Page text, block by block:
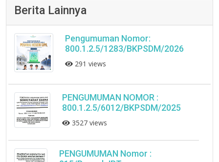
Berita Lainnya
Pengumuman Nomor:
800.1.2.5/1283/BKPSDM/2026
291 views
PENGUMUMAN NOMOR :
800.1.2.5/6012/BKPSDM/2025
3527 views
PENGUMUMAN Nomor :